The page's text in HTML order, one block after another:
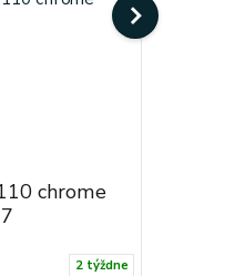
chrome
2 týždne